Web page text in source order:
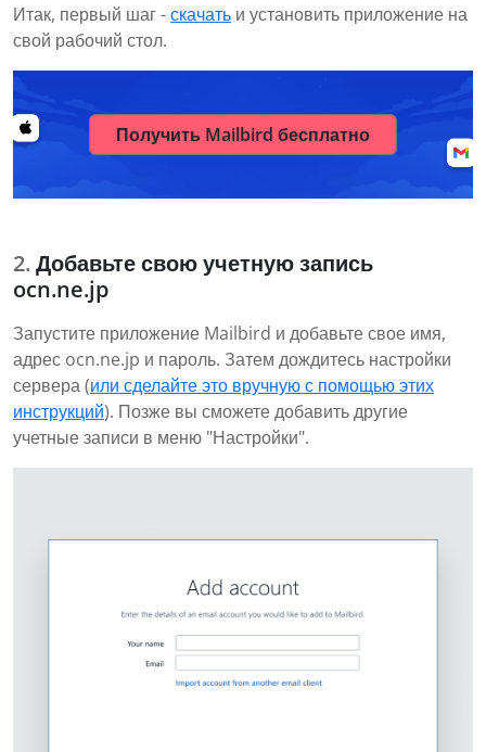
Итак, первый шаг -скачать и установить приложение на
свой рабочий стол.
Получить Mailbird бесплатно
Добавьте свою учетную запись
ocn.ne.jp
Запустите приложение Mailbird и добавьте свое имя,
адрес ocn.ne.jp и пароль. Затем дождитесь настройки
сервера (или сделайте это вручную с помощью этих
инструкций). Позже вы сможете добавить другие
учетные записи в меню "Настройки".